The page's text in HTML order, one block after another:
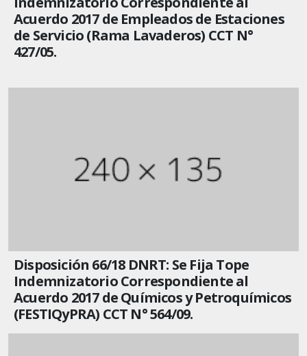
Acuerdo 2017 de Empleados de Estaciones
de Servicio (Rama Lavaderos) CCT N°
427/05.
Disposición 66/18 DNRT: Se Fija Tope
Indemnizatorio Correspondiente al
Acuerdo 2017 de Químicos y Petroquímicos
(FESTIQyPRA) CCT N° 564/09.